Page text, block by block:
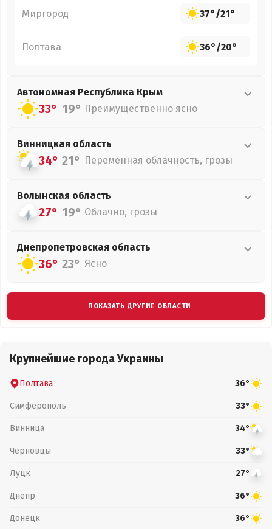
Миргород 37°/21°
Полтава 36°/20°
Автономная Республика Крым
33° 19° Преимущественно ясно
Винницкая область
34° 21° Переменная облачность, грозы
Волынская область
27° 19° Облачно, грозы
Днепропетровская область
36° 23° Ясно
ПОКАЗАТЬ ДРУГИЕ ОБЛАСТИ
Крупнейшие города Украины
Полтава 36°
Симферополь 33°
Винница 34°
Черновцы 33°
Луцк 27°
Днепр 36°
Донецк 36°